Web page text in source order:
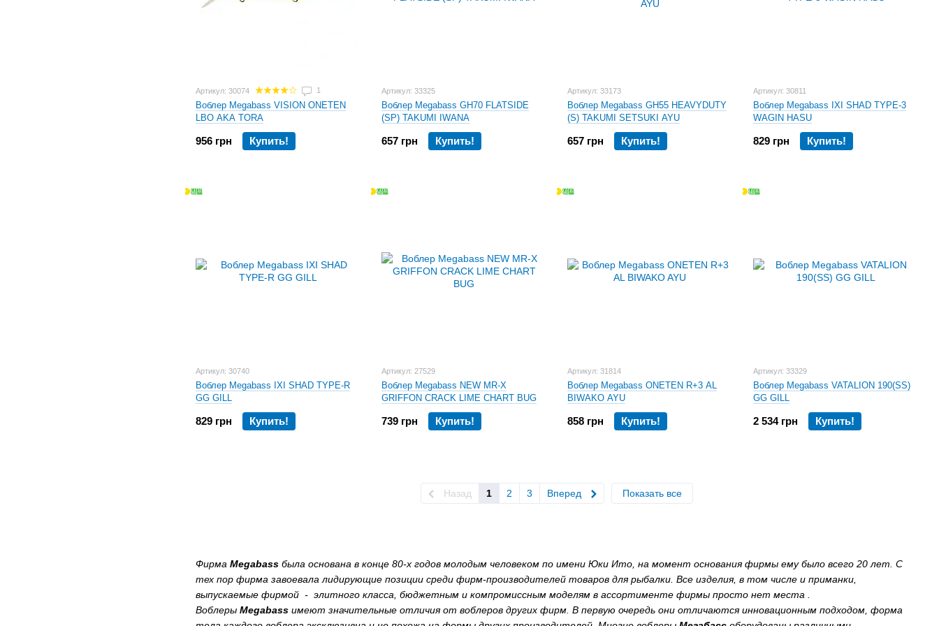
Фирма Megabass была основана в конце 80-х годов молодым человеком по имени Юки Ито, на момент основания фирмы ему было всего 20 лет. С
тех пор фирма завоевала лидирующие позиции среди фирм-производителей товаров для рыбалки. Все изделия, в том числе и приманки,
выпускаемые фирмой - элитного класса, бюджетным и компромиссным моделям в ассортименте фирмы просто нет места .
Воблеры Megabass имеют значительные отличия от воблеров других фирм. В первую очередь они отличаются инновационным подходом, форма
попперMegabass POP-Xуже 21 год радует поклонников поверхностной рыбалки – отличная баллансировка
и система полых отверстий придает приманке отличные уловистые свойства;
крэнк
Megabass S-CRANK
отличное решение даже в воде с препятствиями – за счет сове йормы воблер
– это отличное решение для рыбалки в заросших травой водоемах. в которых так
делом для ловли тайменя; в Японии на эту блесну ловят крупную форель.
Купить оригинальные воблеры Мегабасс в лучшем магазине Украины - Воблерок!
Артикул: 30074 1
Воблер Megabass VISION ONETEN
LBO AKA TORA
956 грн Купить!
Артикул: 33325
Воблер Megabass GH70 FLATSIDE
(SP) TAKUMI IWANA
657 грн Купить!
Артикул: 33173
Воблер Megabass GH55 HEAVYDUTY
(S) TAKUMI SETSUKI AYU
657 грн Купить!
Артикул: 30811
Воблер Megabass IXI SHAD TYPE-3
WAGIN HASU
829 грн Купить!
Артикул: 30740
Воблер Megabass IXI SHAD TYPE-R
GG GILL
829 грн Купить!
Артикул: 27529
Воблер Megabass NEW MR-X
GRIFFON CRACK LIME CHART BUG
739 грн Купить!
Артикул: 31814
Воблер Megabass ONETEN R+3 AL
BIWAKO AYU
858 грн Купить!
Артикул: 33329
Воблер Megabass VATALION 190(SS)
GG GILL
2 534 грн Купить!
Назад 1 2 3 Вперед Показать все